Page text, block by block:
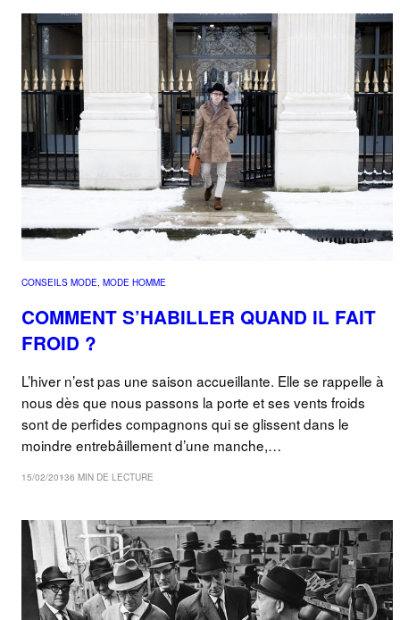
CONSEILS MODE, MODE HOMME
COMMENT S’HABILLER QUAND IL FAIT
FROID ?
L’hiver n’est pas une saison accueillante. Elle se rappelle à
nous dès que nous passons la porte et ses vents froids
sont de perfides compagnons qui se glissent dans le
moindre entrebâillement d’une manche,…
15/02/20136 MIN DE LECTURE